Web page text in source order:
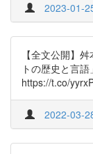
2023-01-
【全文公開】
トの歴史と言
https://t.co/
2022-03-